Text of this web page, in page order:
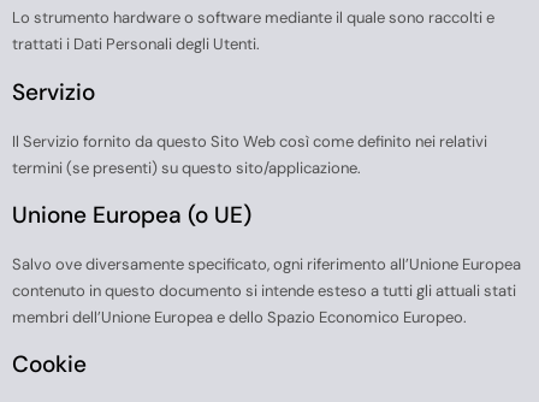
Lo strumento hardware o software mediante il quale sono raccolti e
trattati i Dati Personali degli Utenti.
Servizio
Il Servizio fornito da questo Sito Web così come definito nei relativi
termini (se presenti) su questo sito/applicazione.
Unione Europea (o UE)
Salvo ove diversamente specificato, ogni riferimento all’Unione Europea
contenuto in questo documento si intende esteso a tutti gli attuali stati
membri dell’Unione Europea e dello Spazio Economico Europeo.
Cookie